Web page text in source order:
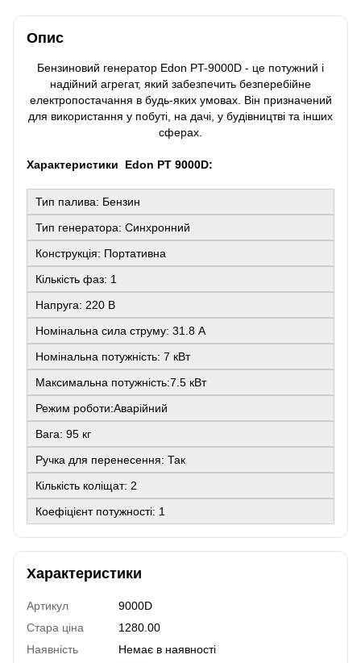
Опис
Бензиновий генератор Edon PT-9000D - це потужний і
надійний агрегат, який забезпечить безперебійне
електропостачання в будь-яких умовах. Він призначений
для використання у побуті, на дачі, у будівництві та інших
сферах.
Характеристики Edon PT 9000D:
Тип палива: Бензин
Тип генератора: Синхронний
Конструкція: Портативна
Кількість фаз: 1
Напруга: 220 В
Номінальна сила струму: 31.8 А
Номінальна потужність: 7 кВт
Максимальна потужність:7.5 кВт
Режим роботи:Аварійний
Вага: 95 кг
Ручка для перенесення: Так
Кількість коліщат: 2
Коефіцієнт потужності: 1
Характеристики
Артикул
9000D
Стара ціна
1280.00
Наявність
Немає в наявності